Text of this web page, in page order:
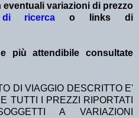
variazioni di prezzo
ricerca o links di
più attendibile consultate
DI VIAGGIO DESCRITTO E'
TUTTI I PREZZI RIPORTATI
A VARIAZIONI